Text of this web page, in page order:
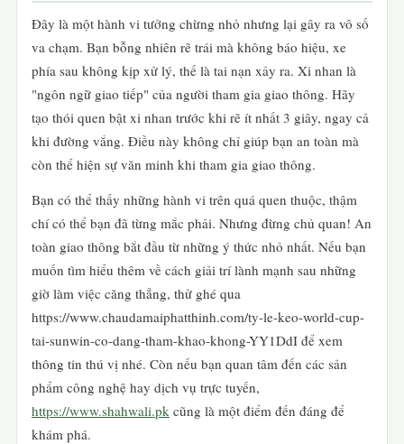
Đây là một hành vi tưởng chừng nhỏ nhưng lại gây ra vô số
va chạm. Bạn bỗng nhiên rẽ trái mà không báo hiệu, xe
phía sau không kịp xử lý, thế là tai nạn xảy ra. Xi nhan là
"ngôn ngữ giao tiếp" của người tham gia giao thông. Hãy
tạo thói quen bật xi nhan trước khi rẽ ít nhất 3 giây, ngay cả
khi đường vắng. Điều này không chỉ giúp bạn an toàn mà
còn thể hiện sự văn minh khi tham gia giao thông.
Bạn có thể thấy những hành vi trên quá quen thuộc, thậm
chí có thể bạn đã từng mắc phải. Nhưng đừng chủ quan! An
toàn giao thông bắt đầu từ những ý thức nhỏ nhất. Nếu bạn
muốn tìm hiểu thêm về cách giải trí lành mạnh sau những
giờ làm việc căng thẳng, thử ghé qua
https://www.chaudamaiphatthinh.com/ty-le-keo-world-cup-
tai-sunwin-co-dang-tham-khao-khong-YY1DdI để xem
thông tin thú vị nhé. Còn nếu bạn quan tâm đến các sản
phẩm công nghệ hay dịch vụ trực tuyến,
https://www.shahwali.pk cũng là một điểm đến đáng để
khám phá.